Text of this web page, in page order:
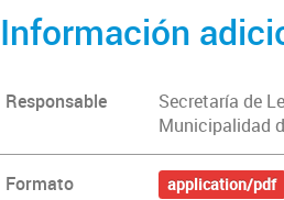
Información
Responsable
Secretaría de
Municipalidad
Formato application/pdf